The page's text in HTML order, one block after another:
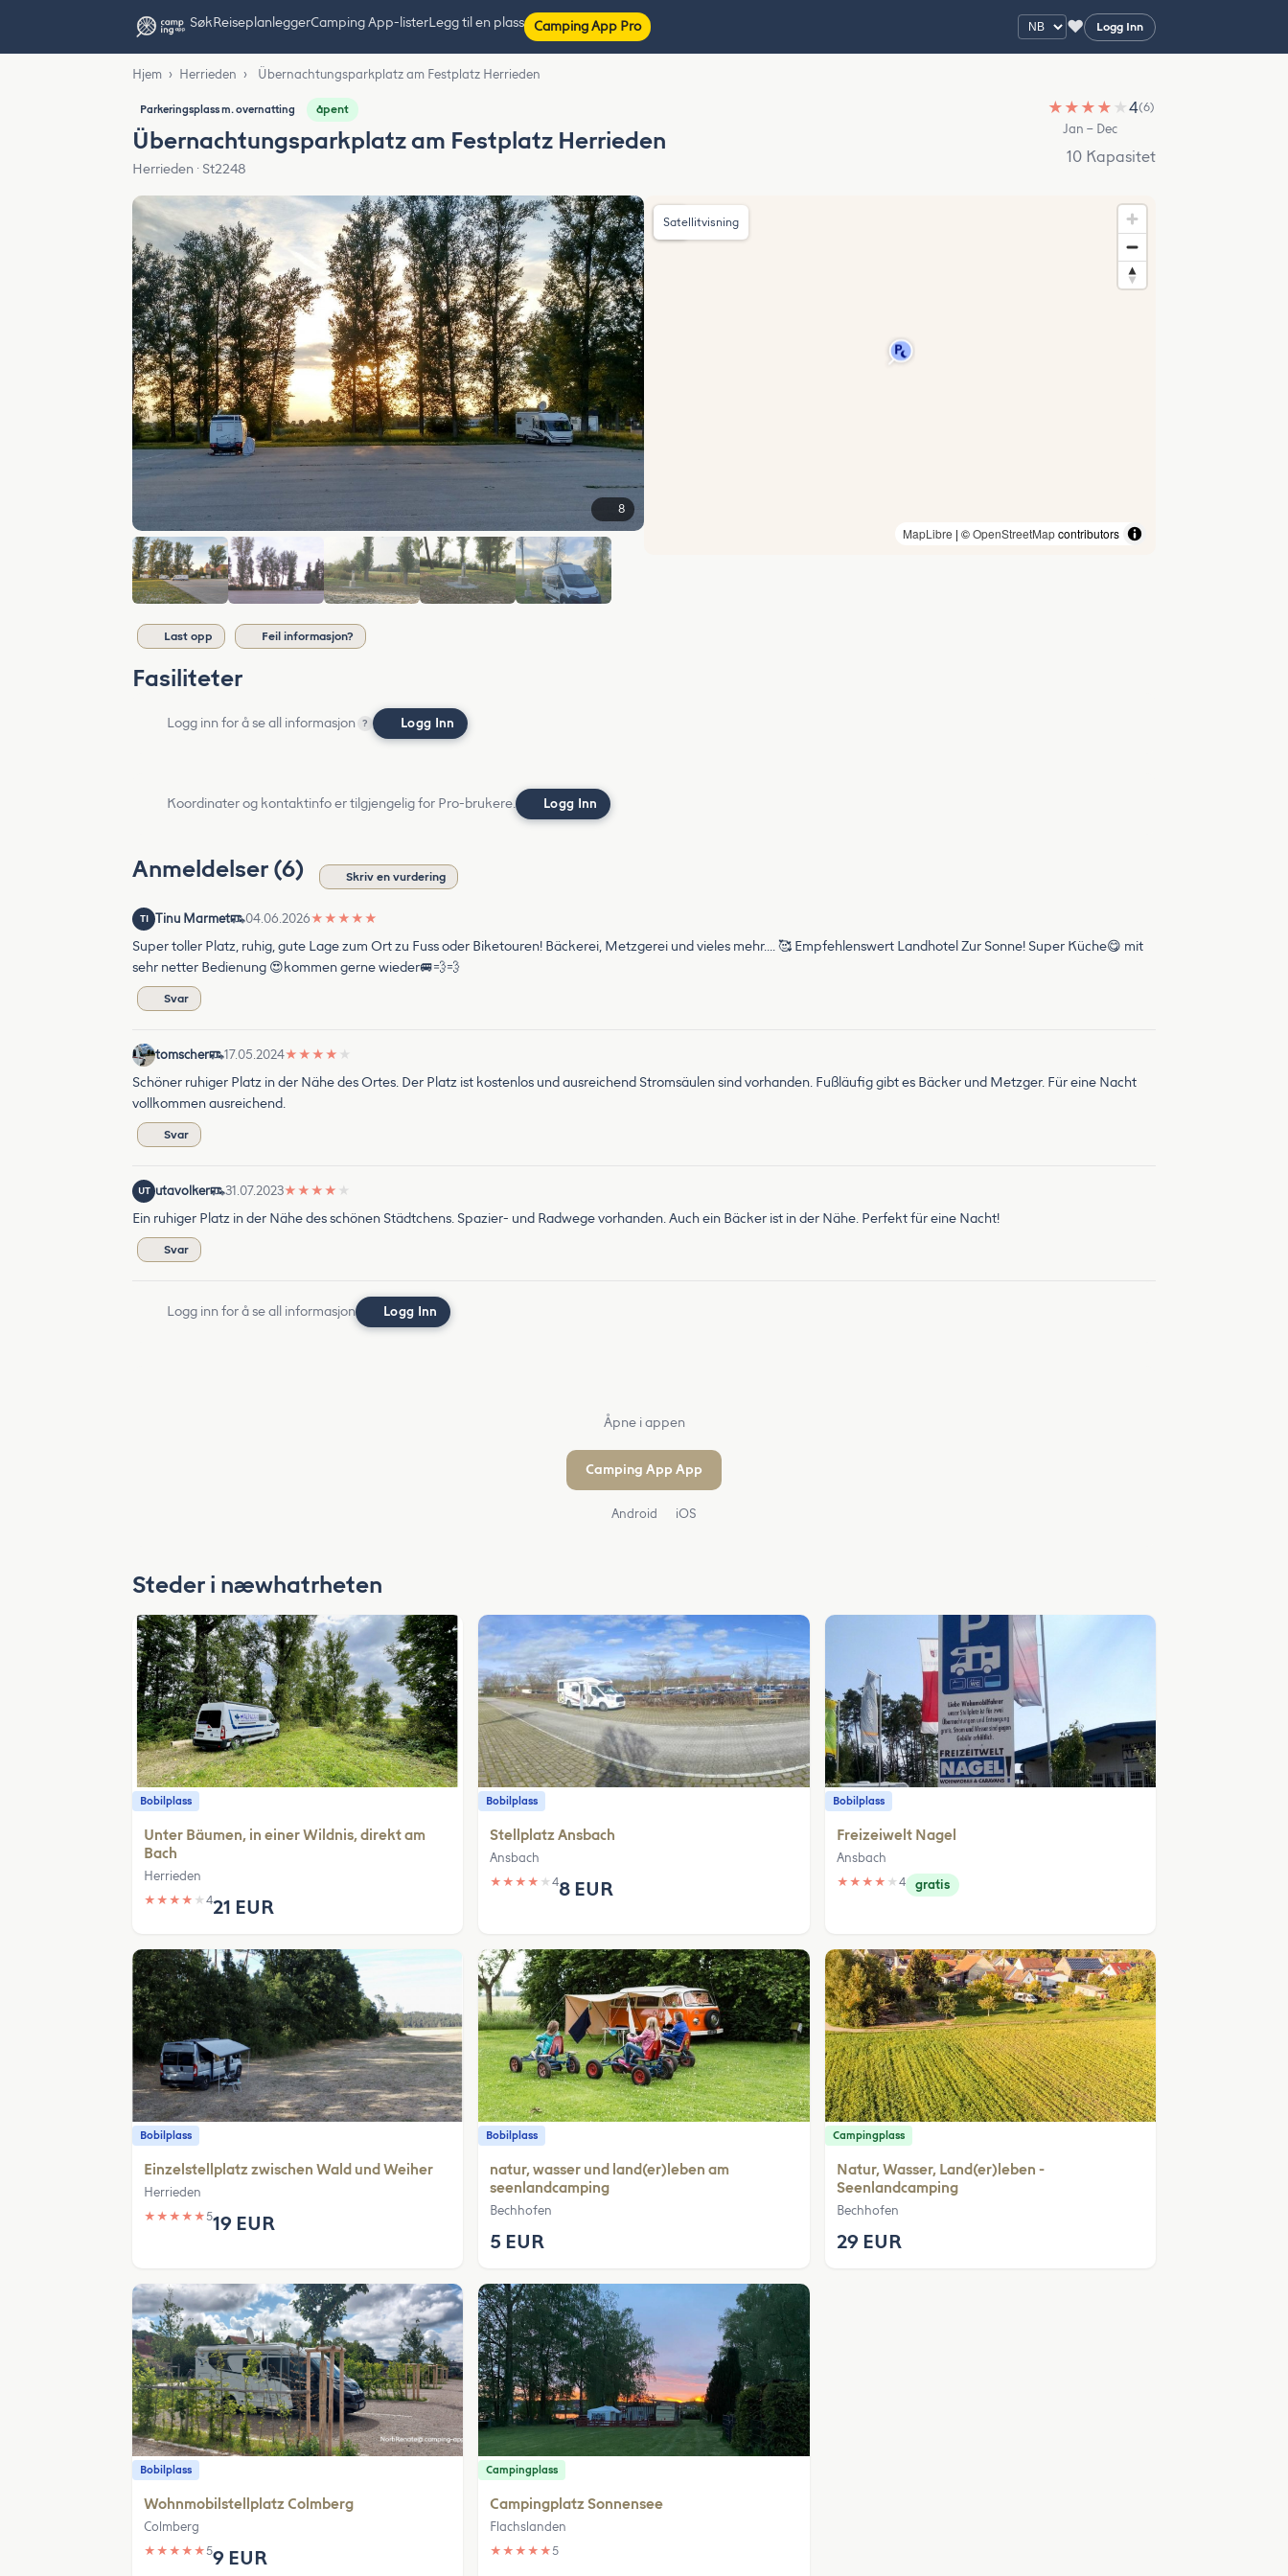
SøkReiseplanleggerCamping App-listerLegg til en plass Camping App Pro ♥ Logg Inn
Hjem › Herrieden › Übernachtungsparkplatz am Festplatz Herrieden
Parkeringsplass m. overnatting åpent
Übernachtungsparkplatz am Festplatz Herrieden
Herrieden · St2248
★ ★ ★ ★ ★4(6)
Jan – Dec
10 Kapasitet
8
MapLibre | ©OpenStreetMapcontributors
Satellitvisning
Last opp Feil informasjon?
Fasiliteter
Logg inn for å se all informasjon ? Logg Inn
Koordinater og kontaktinfo er tilgjengelig for Pro-brukere. Logg Inn
Anmeldelser (6) Skriv en vurdering
TI Tinu Marmet 04.06.2026★ ★ ★ ★ ★
Super toller Platz, ruhig, gute Lage zum Ort zu Fuss oder Biketouren! Bäckerei, Metzgerei und vieles mehr…. 🥰 Empfehlenswert Landhotel Zur Sonne! Super Küche😋 mit
sehr netter Bedienung 😍kommen gerne wieder🚐💨💨
Svar
tomscher 17.05.2024★ ★ ★ ★ ★
Schöner ruhiger Platz in der Nähe des Ortes. Der Platz ist kostenlos und ausreichend Stromsäulen sind vorhanden. Fußläufig gibt es Bäcker und Metzger. Für eine Nacht
vollkommen ausreichend.
Svar
UT utavolker 31.07.2023★ ★ ★ ★ ★
Ein ruhiger Platz in der Nähe des schönen Städtchens. Spazier- und Radwege vorhanden. Auch ein Bäcker ist in der Nähe. Perfekt für eine Nacht!
Svar
Logg inn for å se all informasjon Logg Inn
Åpne i appen
Camping App App
Android iOS
Steder i næwhatrheten
Bobilplass
Unter Bäumen, in einer Wildnis, direkt am
Bach
Herrieden
★ ★ ★ ★ ★ 421 EUR
Bobilplass
Stellplatz Ansbach
Ansbach
★ ★ ★ ★ ★48 EUR
Bobilplass
Freizeiwelt Nagel
Ansbach
★ ★ ★ ★ ★ 4 gratis
Bobilplass
Einzelstellplatz zwischen Wald und Weiher
Herrieden
★ ★ ★ ★ ★519 EUR
Bobilplass
natur, wasser und land(er)leben am
seenlandcamping
Bechhofen
5 EUR
Campingplass
Natur, Wasser, Land(er)leben -
Seenlandcamping
Bechhofen
29 EUR
Bobilplass
Wohnmobilstellplatz Colmberg
Colmberg
★ ★ ★ ★ ★59 EUR
Campingplass
Campingplatz Sonnensee
Flachslanden
★ ★ ★ ★ ★5